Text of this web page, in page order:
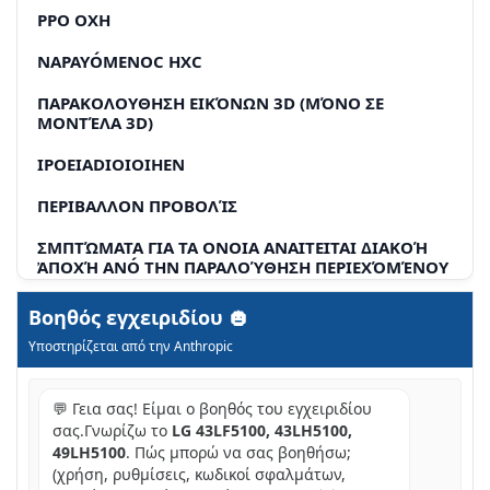
PPO OXH
NAPAYÓΜΕΝOC HXC
ΠΑΡΑΚΟΛΟΥΘΗΣΗ ΕΙΚΌΝΩΝ 3D (ΜΌΝΟ ΣΕ
ΜΟΝΤΈΛΑ 3D)
IPOEIADIOIOIHEN
ΠΕΡΙΒΑΛΛΟΝ ΠΡΟΒΟΛΊΣ
ΣΜΠΤΏΜATA ΓΙΑ TA ONOIA ANAꞮTEꞮTAI ΔΙΑΚΟΉ
ἈΠΟΧΉ ANÓ ΤΗΝ ΠΑΡΑΛΟΎΘΗΣΗ ΠΕΡΙΕΧΌΜΈΝΟΥ
3D
PIPO OXH
HΛΙΚΊΑ ΠΑΡΑΚΟΛΟΥΘΗΣΌΣ
IPOQULAEIC KATA TN XPNON YUAAWV 3D
PPOETOIΜAΣIA
Βοηθός εγχειριδίου
Υποστηρίζεται από την Anthropic
💬 Γεια σας! Είμαι ο βοηθός του εγχειριδίου
σας.Γνωρίζω το LG 43LF5100, 43LH5100,
49LH5100. Πώς μπορώ να σας βοηθήσω;
(χρήση, ρυθμίσεις, κωδικοί σφαλμάτων,